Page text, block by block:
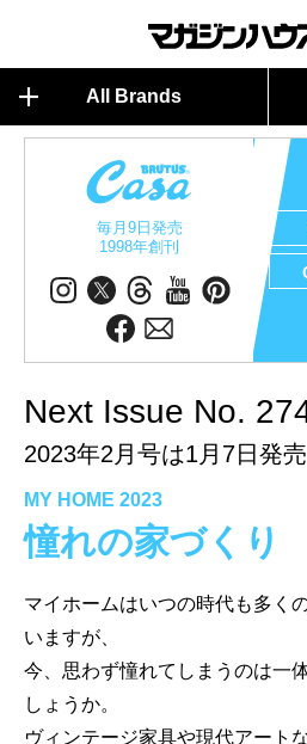
All Brands
毎月9日発売
1998年創刊
Next Issue No.
2023年2月号は1月7日発売
MY HOME 2023
憧れの家づくり
マイホームはいつの時代も多く
いますが、
今、思わず憧れてしまうのは一
しょうか。
ヴィンテージ家具や現代アート